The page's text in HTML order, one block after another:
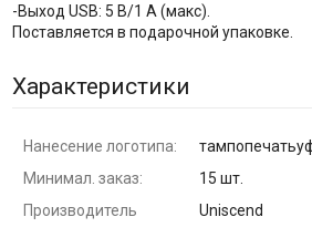
-Выход USB: 5 В/1 А (макс).
Поставляется в подарочной упаковке.
Характеристики
Нанесение логотипа:
Минимал. заказ:
15 шт.
Производитель
Uniscend